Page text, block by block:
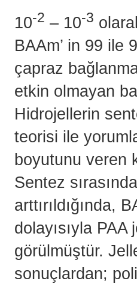
10-2 – 10-3
BAAm’ in 99 ile
çapraz
etkin olmayan
Hidrojellerin
teorisi ile
boyutunu veren
Sentez
arttırıldığında,
dolayısıyla
görülmüştür.
sonuçlardan;